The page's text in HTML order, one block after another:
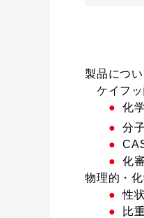
製品につい
ケイフ
●
●
●
●
化
物理的・
●
性
●
比